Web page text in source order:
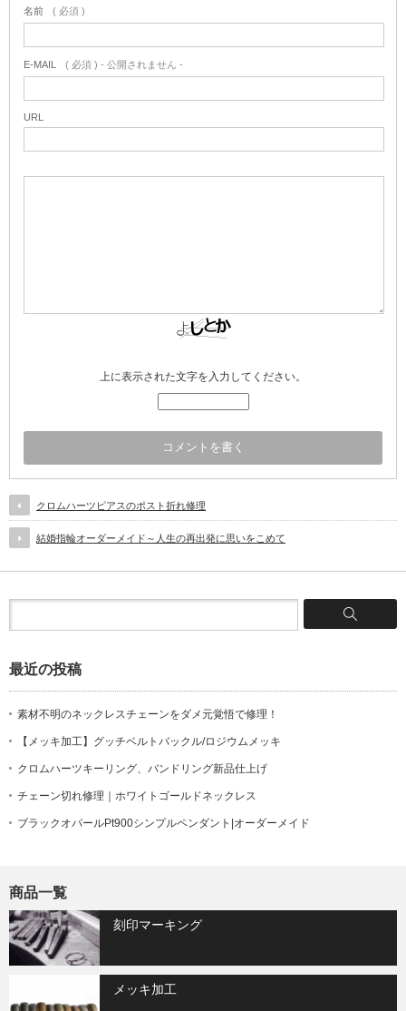
名前 ( 必須 )
E-MAIL ( 必須 ) - 公開されません -
URL
上に表示された文字を入力してください。
クロムハーツピアスのポスト折れ修理
結婚指輪オーダーメイド～人生の再出発に思いをこめて
最近の投稿
素材不明のネックレスチェーンをダメ元覚悟で修理！
【メッキ加工】グッチベルトバックル/ロジウムメッキ
クロムハーツキーリング、バンドリング新品仕上げ
チェーン切れ修理｜ホワイトゴールドネックレス
ブラックオパールPt900シンプルペンダント|オーダーメイド
商品一覧
刻印マーキング
メッキ加工